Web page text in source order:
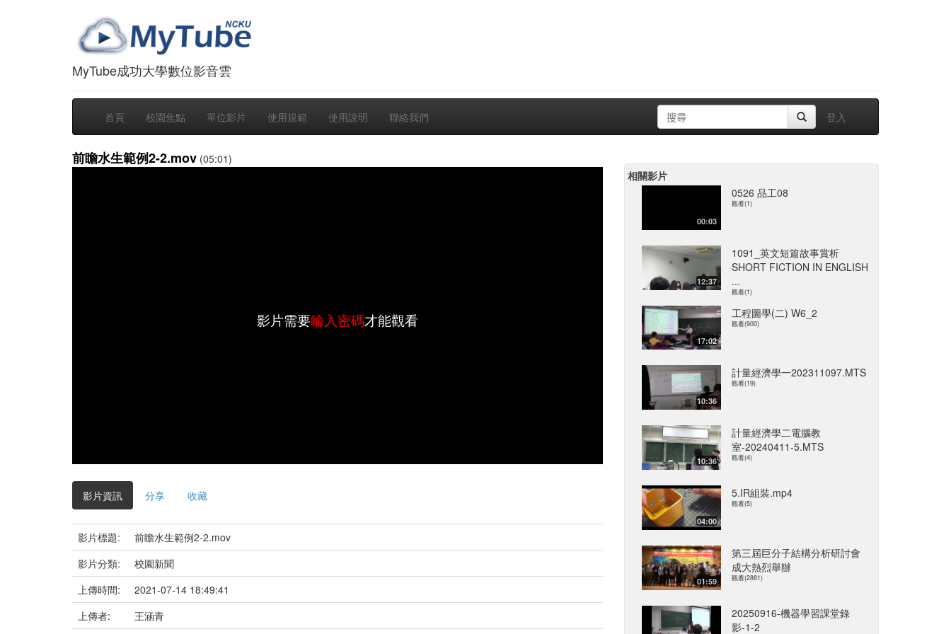
MyTube成功大學數位影音雲
首頁 校園焦點 單位影片 使用規範 使用說明 聯絡我們 登入
前瞻水生範例2-2.mov (05:01)
影片需要輸入密碼才能觀看
影片資訊 分享 收藏
影片標題:
前瞻水生範例2-2.mov
影片分類:
校園新聞
上傳時間:
2021-07-14 18:49:41
上傳者:
王涵青
相關影片
00:03
0526 品工08
觀看(1)
12:37
1091_英文短篇故事賞析
SHORT FICTION IN ENGLISH
...
觀看(1)
17:02
工程圖學(二) W6_2
觀看(900)
10:36
計量經濟學一202311097.MTS
觀看(19)
10:36
計量經濟學二電腦教
室-20240411-5.MTS
觀看(4)
04:00
5.IR組裝.mp4
觀看(5)
01:59
第三屆巨分子結構分析研討會
成大熱烈舉辦
觀看(2881)
20250916-機器學習課堂錄
影-1-2